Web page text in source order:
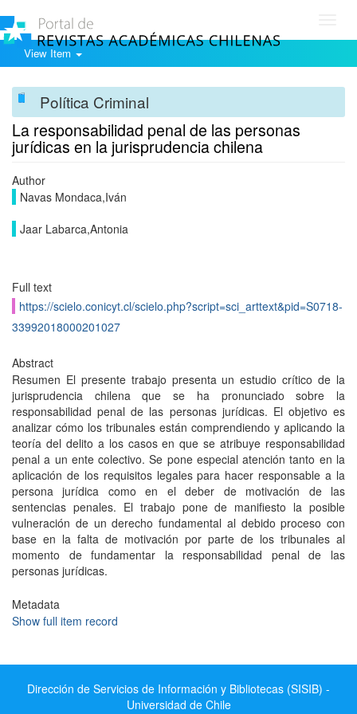
View Item
Política Criminal
La responsabilidad penal de las personas
jurídicas en la jurisprudencia chilena
Author
Navas Mondaca,Iván
Jaar Labarca,Antonia
Full text
https://scielo.conicyt.cl/scielo.php?script=sci_arttext&pid=S0718-
33992018000201027
Abstract
Resumen El presente trabajo presenta un estudio crítico de la
jurisprudencia chilena que se ha pronunciado sobre la
responsabilidad penal de las personas jurídicas. El objetivo es
analizar cómo los tribunales están comprendiendo y aplicando la
teoría del delito a los casos en que se atribuye responsabilidad
penal a un ente colectivo. Se pone especial atención tanto en la
aplicación de los requisitos legales para hacer responsable a la
persona jurídica como en el deber de motivación de las
sentencias penales. El trabajo pone de manifiesto la posible
vulneración de un derecho fundamental al debido proceso con
base en la falta de motivación por parte de los tribunales al
momento de fundamentar la responsabilidad penal de las
personas jurídicas.
Metadata
Show full item record
Dirección de Servicios de Información y Bibliotecas (SISIB) -
Universidad de Chile